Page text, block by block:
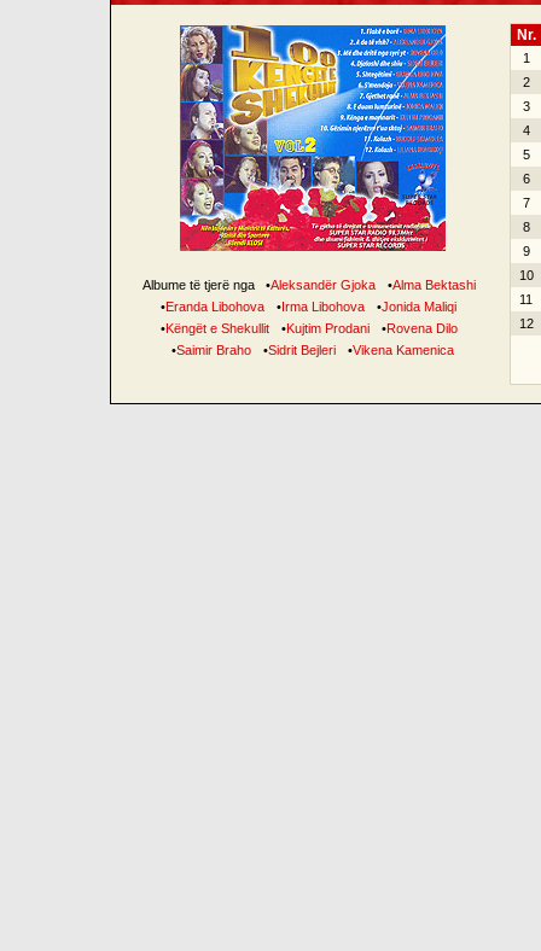
Albume të tjerë nga •Aleksandër Gjoka •Alma Bektashi
•Eranda Libohova •Irma Libohova •Jonida Maliqi
•Këngët e Shekullit •Kujtim Prodani •Rovena Dilo
•Saimir Braho •Sidrit Bejleri •Vikena Kamenica
Nr.
1
2
3
4
5
6
7
8
9
10
11
12